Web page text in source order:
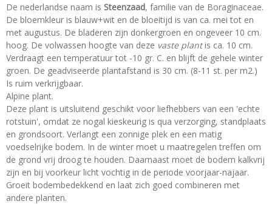
De nederlandse naam is Steenzaad, familie van de Boraginaceae.
De bloemkleur is blauw+wit en de bloeitijd is van ca. mei tot en
met augustus. De bladeren zijn donkergroen en ongeveer 10 cm.
hoog. De volwassen hoogte van deze vaste plantis ca. 10 cm.
Verdraagt een temperatuur tot -10 gr. C. en blijft de gehele winter
groen. De geadviseerde plantafstand is 30 cm. (8-11 st. per m2.)
Is ruim verkrijgbaar.
Alpine plant.
Deze plant is uitsluitend geschikt voor liefhebbers van een 'echte
rotstuin', omdat ze nogal kieskeurig is qua verzorging, standplaats
en grondsoort. Verlangt een zonnige plek en een matig
voedselrijke bodem. In de winter moet u maatregelen treffen om
de grond vrij droog te houden. Daarnaast moet de bodem kalkvrij
zijn en bij voorkeur licht vochtig in de periode voorjaar-najaar.
Groeit bodembedekkend en laat zich goed combineren met
andere planten.